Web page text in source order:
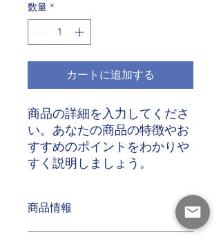
格
価
数量 *
カートに追加する
商品の詳細を入力してくださ
い。あなたの商品の特徴やお
すすめのポイントをわかりや
すく説明しましょう。
商品情報